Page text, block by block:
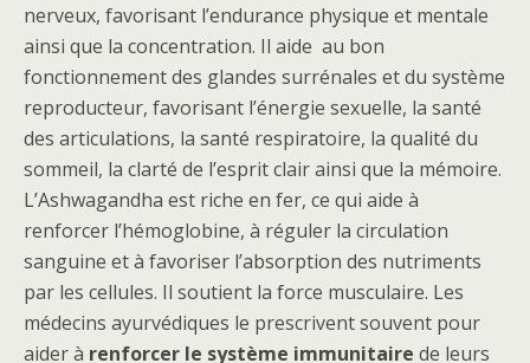
nerveux, favorisant l’endurance physique et mentale
ainsi que la concentration. Il aide au bon
fonctionnement des glandes surrénales et du système
reproducteur, favorisant l’énergie sexuelle, la santé
des articulations, la santé respiratoire, la qualité du
sommeil, la clarté de l’esprit clair ainsi que la mémoire.
L’Ashwagandha est riche en fer, ce qui aide à
renforcer l’hémoglobine, à réguler la circulation
sanguine et à favoriser l’absorption des nutriments
par les cellules. Il soutient la force musculaire. Les
médecins ayurvédiques le prescrivent souvent pour
aider à renforcer le système immunitaire de leurs